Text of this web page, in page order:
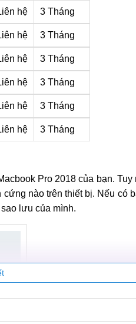
hệ 3 Tháng
hệ 3 Tháng
hệ 3 Tháng
hệ 3 Tháng
hệ 3 Tháng
hệ 3 Tháng
Pro 2018 của bạn. Tuy
nào trên thiết bị. Nếu có
lưu của mình.